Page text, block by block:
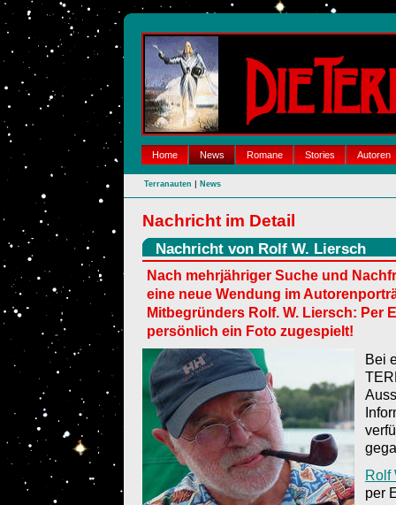
Home News Romane Stories Autoren
Terranauten | News
Nachricht im Detail
Nachricht von Rolf W. Liersch
Nach mehrjähriger Suche und
eine neue Wendung im
Mitbegründers Rolf. W. Liersch: Per
persönlich ein Foto zugespielt!
Bei
Rolf
per